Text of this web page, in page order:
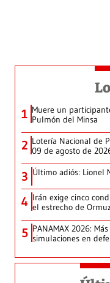
1 Muere un
Pulmón del Minsa
2 Lotería Nacional de
09 de agosto de
3 Último adiós: Lionel
4 Irán exige cinco
el estrecho de
5 PANAMAX 2026:
simulaciones en